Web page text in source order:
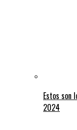
Estos son
2024